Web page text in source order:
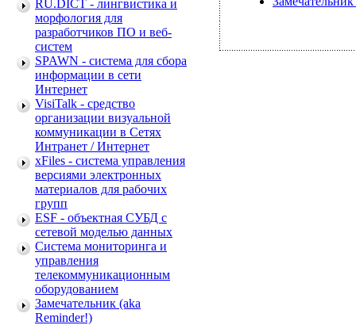
RU.DICT - лингвистика и
морфология для
разработчиков ПО и веб-
систем
SPAWN - система для сбора
информации в сети
Интернет
VisiTalk - средство
организации визуальной
коммуникации в Сетях
Интранет / Интернет
xFiles - система управления
версиями электронных
материалов для рабочих
групп
ESF - объектная СУБД с
сетевой моделью данных
Система мониторинга и
управления
телекоммуникационным
оборудованием
Замечательник (aka
Reminder!)